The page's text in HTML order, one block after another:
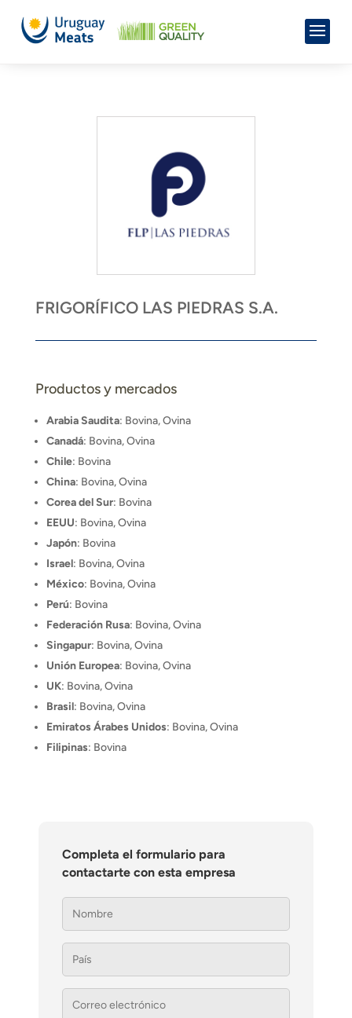
FRIGORÍFICO LAS PIEDRAS S.A.
Productos y mercados
Arabia Saudita: Bovina, Ovina
Canadá: Bovina, Ovina
Chile: Bovina
China: Bovina, Ovina
Corea del Sur: Bovina
EEUU: Bovina, Ovina
Japón: Bovina
Israel: Bovina, Ovina
México: Bovina, Ovina
Perú: Bovina
Federación Rusa: Bovina, Ovina
Singapur: Bovina, Ovina
Unión Europea: Bovina, Ovina
UK: Bovina, Ovina
Brasil: Bovina, Ovina
Emiratos Árabes Unidos: Bovina, Ovina
Filipinas: Bovina
Completa el formulario para
contactarte con esta empresa